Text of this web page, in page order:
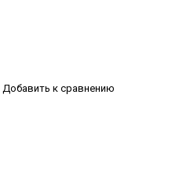
Добавить к сравнению